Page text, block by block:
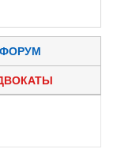
ФОРУМ